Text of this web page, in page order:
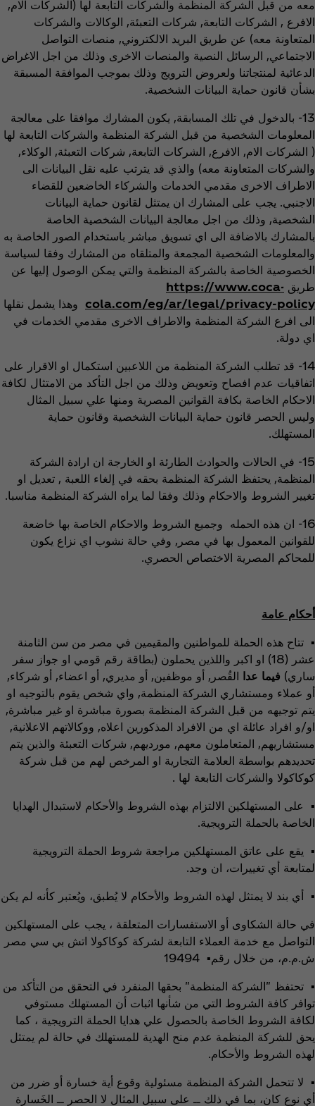
معه من قبل الشركة المنظمة والشركات التابعة لها (الشركات الام,
الافرع , الشركات التابعة, شركات التعبئة, الوكالات والشركات
المتعاونة معه) عن طريق البريد الالكتروني, منصات التواصل
الاجتماعي, الرسائل النصية والمنصات الاخرى وذلك من اجل الاغراض
الدعائية لمنتجاتنا ولعروض الترويج وذلك بموجب الموافقة المسبقة
بشأن قانون حماية البيانات الشخصية.
13- بالدخول في تلك المسابقة, يكون المشارك موافقا على معالجة
المعلومات الشخصية من قبل الشركة المنظمة والشركات التابعة لها
( الشركات الام, الافرع, الشركات التابعة, شركات التعبئة, الوكلاء,
والشركات المتعاونة معه) والذي قد يترتب عليه نقل البيانات الى
الاطراف الاخرى مقدمي الخدمات والشركاء الخاضعين للقضاء
الاجنبي. يجب على المشارك ان يمتثل لقانون حماية البيانات
الشخصية, وذلك من اجل معالجة البيانات الشخصية الخاصة
بالمشارك بالاضافة الى اي تسويق مباشر باستخدام الصور الخاصة به
والمعلومات الشخصية المجمعة والمتلقاه من المشارك وفقا لسياسة
الخصوصية الخاصة بالشركة المنظمة والتي يمكن الوصول إليها عن
طريق https://www.coca-
cola.com/eg/ar/legal/privacy-policy وهذا يشمل نقلها
الى افرع الشركة المنظمة والاطراف الاخرى مقدمي الخدمات في
اي دولة.
14- قد تطلب الشركة المنظمة من اللاعبين استكمال او الاقرار على
اتفاقيات عدم افصاح وتعويض وذلك من اجل التأكد من الامتثال لكافة
الاحكام الخاصة بكافة القوانين المصرية ومنها علي سبيل المثال
وليس الحصر قانون حماية البيانات الشخصية وقانون حماية
المستهلك.
15- في الحالات والحوادث الطارئة او الخارجة ان ارادة الشركة
المنظمة, يحتفظ الشركة المنظمة بحقه في إلغاء اللعبة , تعديل او
تغيير الشروط والاحكام وذلك وفقا لما يراه الشركة المنظمة مناسبا.
16- ان هذه الحمله وجميع الشروط والاحكام الخاصة بها خاضعة
للقوانين المعمول بها في مصر, وفي حالة نشوب اي نزاع يكون
للمحاكم المصرية الاختصاص الحصري.
أحكام عامة
▪ تتاح هذه الحملة للمواطنين والمقيمين في مصر من سن الثامنة
عشر (18) او اكبر واللذين يحملون (بطاقة رقم قومي او جواز سفر
ساري) فيما عدا القُصر, أو موظفين, أو مديري, أو اعضاء, أو شركاء,
أو عملاء ومستشاري الشركة المنظمة, واي شخص يقوم بالتوجيه او
يتم توجيهه من قبل الشركة المنظمة بصورة مباشرة او غير مباشرة,
او/و افراد عائلة اي من الافراد المذكورين اعلاه, ووكالاتهم الاعلانية,
مستشاريهم, المتعاملون معهم, مورديهم, شركات التعبئة والذين يتم
تحديدهم بواسطة العلامة التجارية او المرخص لهم من قبل شركة
كوكاكولا والشركات التابعة لها .
▪ على المستهلكين الالتزام بهذه الشروط والأحكام لاستبدال الهدايا
الخاصة بالحملة الترويجية.
▪ يقع على عاتق المستهلكين مراجعة شروط الحملة الترويجية
لمتابعة أي تغييرات، ان وجد.
▪ أي بند لا يمتثل لهذه الشروط والأحكام لا يُطبق، ويُعتبر كأنه لم يكن
في حالة الشكاوى أو الاستفسارات المتعلقة ، يجب على المستهلكين
التواصل مع خدمة العملاء التابعة لشركة كوكاكولا اتش بي سي مصر
ش.م.م، من خلال رقم▪ 19494
▪ تحتفظ "الشركة المنظمة" بحقها المنفرد في التحقق من التأكد من
توافر كافة الشروط التي من شأنها اثبات أن المستهلك مستوفي
لكافة الشروط الخاصة بالحصول علي هدايا الحملة الترويجية ، كما
يحق للشركة المنظمة عدم منح الهدية للمستهلك في حالة لم يمتثل
لهذه الشروط والأحكام.
▪ لا تتحمل الشركة المنظمة مسئولية وقوع أية خسارة أو ضرر من
أي نوع كان، بما في ذلك ــ على سبيل المثال لا الحصر ــ الخَسارة